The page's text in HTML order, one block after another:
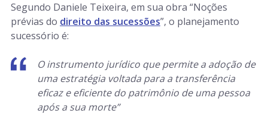
Segundo Daniele Teixeira, em sua obra “Noções
prévias do direito das sucessões”, o planejamento
sucessório é:
O instrumento jurídico que permite a adoção de
uma estratégia voltada para a transferência
eficaz e eficiente do patrimônio de uma pessoa
após a sua morte”